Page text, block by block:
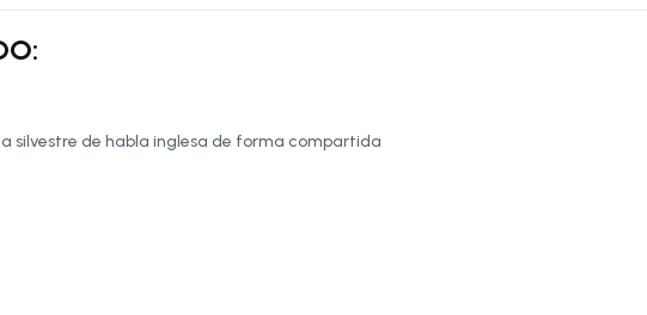
silvestre de habla inglesa de forma compartida